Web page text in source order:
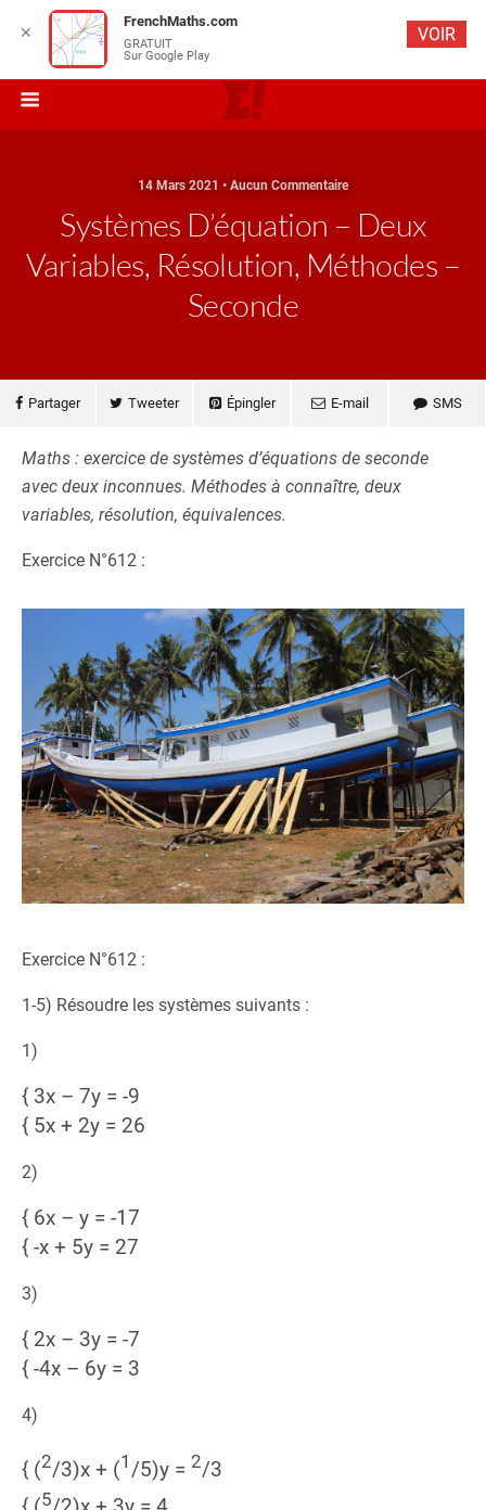
14 Mars 2021 • Aucun Commentaire
Systèmes D’équation – Deux
Variables, Résolution, Méthodes –
Seconde
Partager Tweeter Épingler E-mail SMS
Maths : exercice de systèmes d’équations de seconde
avec deux inconnues. Méthodes à connaître, deux
variables, résolution, équivalences.
Exercice N°612 :
Exercice N°612 :
1-5) Résoudre les systèmes suivants :
1)
{ 3x – 7y = -9
{ 5x + 2y = 26
2)
{ 6x – y = -17
{ -x + 5y = 27
3)
{ 2x – 3y = -7
{ -4x – 6y = 3
4)
{ (2/3)x + (1 /5)y = 2/3
5
✕
FrenchMaths.com
GRATUIT
Sur Google Play
VOIR